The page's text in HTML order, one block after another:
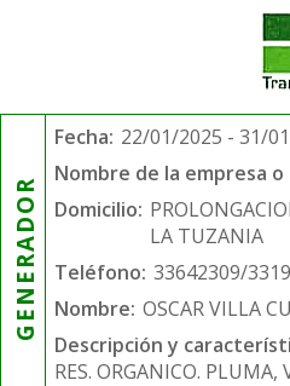
GENERADOR
Fecha: 22/01/2025 - 31/
Nombre de la empresa o
Domicilio:
LA TUZANIA
Teléfono: 33642309/
Nombre: OSCAR VILLA
Descripción y
RES. ORGANICO. PLUMA,